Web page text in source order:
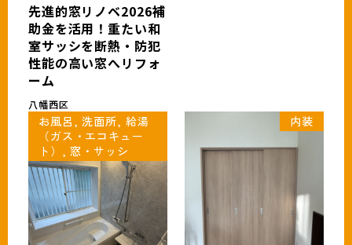
先進的窓リノベ2026補
助金を活用！重たい和
室サッシを断熱・防犯
性能の高い窓へリフォ
ーム
八幡西区
お風呂, 洗面所, 給湯
（ガス・エコキュー
ト）, 窓・サッシ
内装